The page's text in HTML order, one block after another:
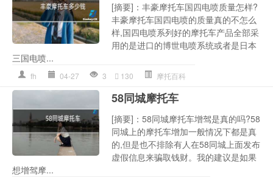
[摘要]：丰豪摩托车国四电喷质量怎样?
丰豪摩托车国四电喷的质量真的不怎么
样,国四电喷系列好的摩托车产品全部采
用的是进口的博世电喷系统或者是日本
三国电喷...
fh 04-27 3 130 摩托百科
58同城摩托车
[摘要]：58同城摩托车增驾是真的吗?58
同城上的摩托车增加一般情况下都是真
的,但是也不排除有人在58同城上面发布
虚假信息来骗取钱财。我的建议是如果
想增驾摩...